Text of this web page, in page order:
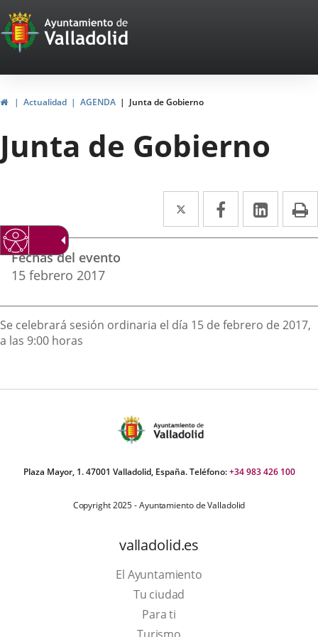
Portal
Web
del
Ayuntamiento
de
Valladolid
HomeActualidad AGENDA Junta de Gobierno
Junta de Gobierno
Twitter
Enlace
a
externa.
Facebook
Enlace
a
externa.
Enlace
a
Datos
del
evento
Fechas del evento
15 febrero 2017
Descripción
Se celebrará sesión ordinaria el día 15 de febrero de 2017,
a las 9:00 horas
Plaza Mayor, 1. 47001 Valladolid, España. Teléfono:+34 983 426 100
Copyright 2025 - Ayuntamiento de Valladolid
valladolid.es
El Ayuntamiento
Tu ciudad
Para ti
This